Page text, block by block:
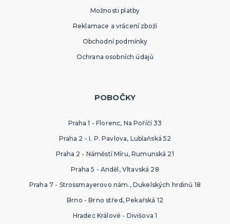
Možnosti platby
Reklamace a vrácení zboží
Obchodní podmínky
Ochrana osobních údajů
POBOČKY
Praha 1 - Florenc, Na Poříčí 33
Praha 2 - I. P. Pavlova, Lublaňská 52
Praha 2 - Náměstí Míru, Rumunská 21
Praha 5 - Anděl, Vltavská 28
Praha 7 - Strossmayerovo nám., Dukelských hrdinů 18
Brno - Brno střed, Pekařská 12
Hradec Králové - Divišova 1